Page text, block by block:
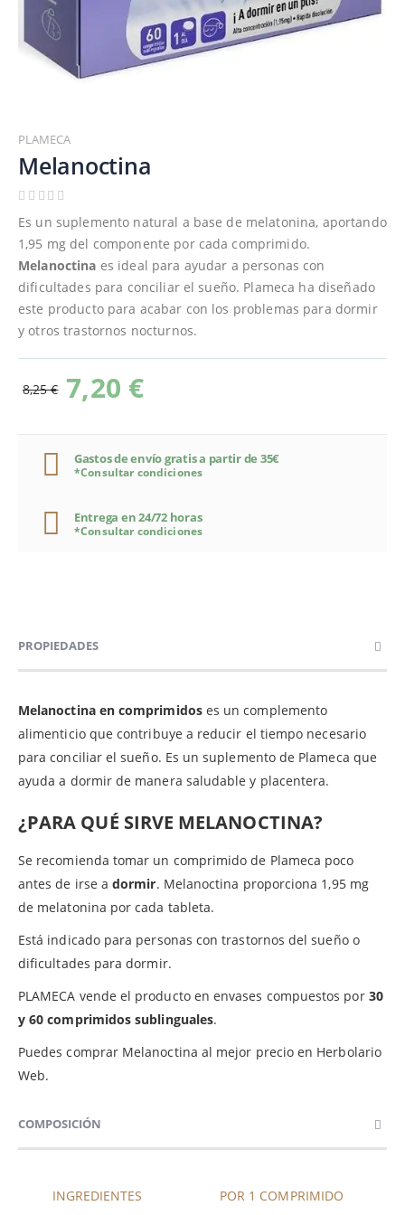
al
comienzo
de
la
galería
imágenes
PLAMECA
Melanoctina
Es un suplemento natural a base de melatonina, aportando
1,95 mg del componente por cada comprimido.
Melanoctina es ideal para ayudar a personas con
dificultades para conciliar el sueño. Plameca ha diseñado
este producto para acabar con los problemas para dormir
y otros trastornos nocturnos.
7,20 €
8,25 €
Gastos de envío gratis a partir de 35€
*Consultar condiciones
Entrega en 24/72 horas
*Consultar condiciones
PROPIEDADES
Melanoctina en comprimidoses un complemento
alimenticio que contribuye a reducir el tiempo necesario
para conciliar el sueño. Es un suplemento de Plameca que
ayuda a dormir de manera saludable y placentera.
¿PARA QUÉ SIRVE MELANOCTINA?
Se recomienda tomar un comprimido de Plameca poco
antes de irse adormir. Melanoctina proporciona 1,95 mg
de melatonina por cada tableta.
Está indicado para personas con trastornos del sueño o
dificultades para dormir.
PLAMECA vende el producto en envases compuestos por 30
y 60 comprimidos sublinguales.
Puedes comprar Melanoctina al mejor precio en Herbolario
Web.
COMPOSICIÓN
INGREDIENTES POR 1 COMPRIMIDO